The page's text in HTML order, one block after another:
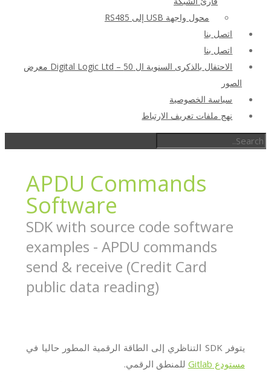
محول واجهة USB إلى RS485
اتصل بنا
اتصل بنا
الاحتفال بالذكرى السنوية ال 50 – Digital Logic Ltd معرض
الصور
سياسة الخصوصية
نهج ملفات تعريف الارتباط
APDU Commands
Software
SDK with source code software
examples - APDU commands
send & receive (Credit Card
public data reading)
يتوفر SDK التناظري إلى الطاقة الرقمية المطور حاليا في
مستودع Gitlab
للمنطق الرقمي.